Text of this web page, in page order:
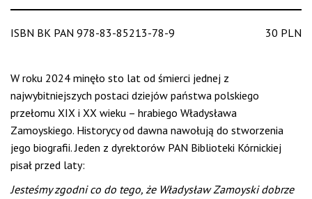
ISBN BK PAN 978-83-85213-78-9 30 PLN
W roku 2024 minęło sto lat od śmierci jednej z
najwybitniejszych postaci dziejów państwa polskiego
przełomu XIX i XX wieku – hrabiego Władysława
Zamoyskiego. Historycy od dawna nawołują do stworzenia
jego biografii. Jeden z dyrektorów PAN Biblioteki Kórnickiej
pisał przed laty:
Jesteśmy zgodni co do tego, że Władysław Zamoyski dobrze